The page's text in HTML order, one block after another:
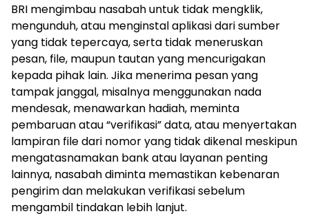
BRI mengimbau nasabah untuk tidak mengklik,
mengunduh, atau menginstal aplikasi dari sumber
yang tidak tepercaya, serta tidak meneruskan
pesan, file, maupun tautan yang mencurigakan
kepada pihak lain. Jika menerima pesan yang
tampak janggal, misalnya menggunakan nada
mendesak, menawarkan hadiah, meminta
pembaruan atau “verifikasi” data, atau menyertakan
lampiran file dari nomor yang tidak dikenal meskipun
mengatasnamakan bank atau layanan penting
lainnya, nasabah diminta memastikan kebenaran
pengirim dan melakukan verifikasi sebelum
mengambil tindakan lebih lanjut.